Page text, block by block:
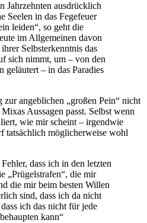
Jahrzehnten ausdrücklich
Seelen in das Fegefeuer
leiden“, so geht die
im Allgemeinen davon
Selbsterkenntnis das
sich nimmt, um – von den
geläutert – in das Paradies
zur angeblichen „großen Pein“ nicht
Aussagen passt. Selbst wenn
wie mir scheint – irgendwie
tatsächlich möglicherweise wohl
dass ich in den letzten
„Prügelstrafen“, die mir
die mir beim besten Willen
sind, dass ich da nicht
ich das nicht für jede
kann“